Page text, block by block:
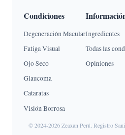
Condiciones
Degeneración Macular
Fatiga Visual
Ojo Seco
Glaucoma
Cataratas
Visión Borrosa
Ingredientes
Todas las
Opiniones
© 2024-2026 Zeaxan Perú. Registro